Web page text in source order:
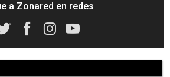
a Zonared en redes